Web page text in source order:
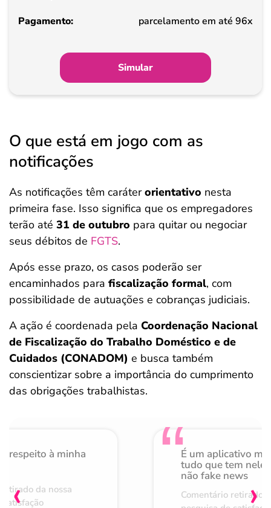
Pagamento
parcelamento em até 96x
Simular
O que está em jogo com as
notificações
As notificações têm caráterorientativo nesta
primeira fase. Isso significa que os empregadores
terão até 31 de outubro para quitar ou negociar
seus débitos de FGTS.
Após esse prazo, os casos poderão ser
encaminhados para fiscalização formal, com
possibilidade de autuações e cobranças judiciais.
A ação é coordenada pela Coordenação Nacional
de Fiscalização do Trabalho Doméstico e de
Cuidados (CONADOM) e busca também
conscientizar sobre a importância do cumprimento
das obrigações trabalhistas.
respeito à minha
da nossa
É um aplicativo
tudo que tem nele
não fake news
Comentário retirado
‹ ›